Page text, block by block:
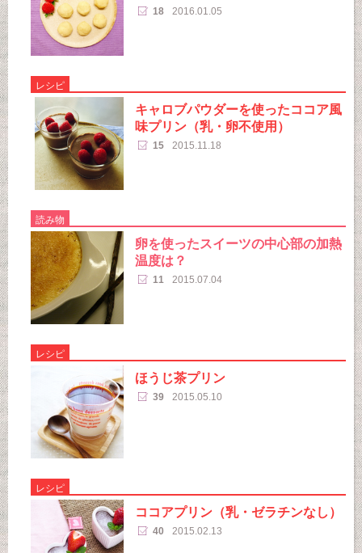
18 2016.01.05
レシピ
キャロブパウダーを使ったココア風
味プリン（乳・卵不使用）
15 2015.11.18
読み物
卵を使ったスイーツの中心部の加熱
温度は？
11 2015.07.04
レシピ
ほうじ茶プリン
39 2015.05.10
レシピ
ココアプリン（乳・ゼラチンなし）
40 2015.02.13